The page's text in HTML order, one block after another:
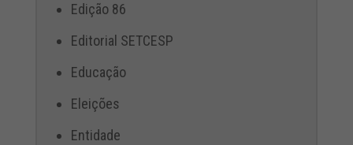
Edição 86
Editorial SETCESP
Educação
Eleições
Entidade